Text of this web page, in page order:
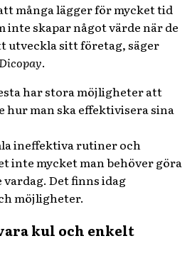
många lägger för mycket tid
inte skapar något värde när de
utveckla sitt företag, säger
.
har stora möjligheter att
hur man ska effektivisera sina
ineffektiva rutiner och
inte mycket man behöver göra
Det finns idag
möjligheter.
kul och enkelt